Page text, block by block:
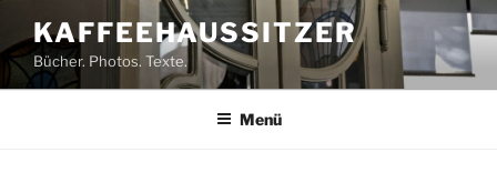
Inhalt
springen
KAFFEEHAUSSITZER
Bücher. Photos. Texte.
Menü